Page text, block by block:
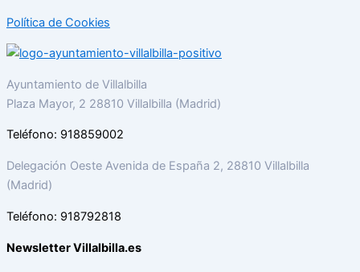
Política de Cookies
Ayuntamiento de Villalbilla
Plaza Mayor, 2 28810 Villalbilla (Madrid)
Teléfono: 918859002
Delegación Oeste Avenida de España 2, 28810 Villalbilla
(Madrid)
Teléfono: 918792818
Newsletter Villalbilla.es